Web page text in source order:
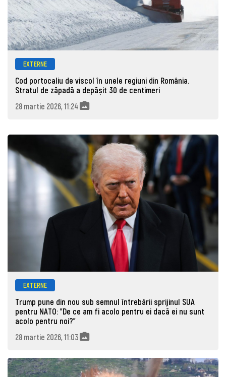
EXTERNE
Cod portocaliu de viscol în unele regiuni din România.
Stratul de zăpadă a depășit 30 de centimeri
28 martie 2026, 11:24
EXTERNE
Trump pune din nou sub semnul întrebării sprijinul SUA
pentru NATO: "De ce am fi acolo pentru ei dacă ei nu sunt
acolo pentru noi?"
28 martie 2026, 11:03